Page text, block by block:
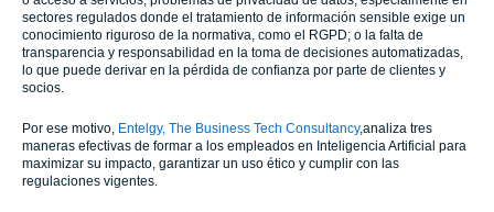
sectores regulados donde el tratamiento de información sensible exige un
conocimiento riguroso de la normativa, como el RGPD; o la falta de
transparencia y responsabilidad en la toma de decisiones automatizadas,
lo que puede derivar en la pérdida de confianza por parte de clientes y
socios.
Por ese motivo, Entelgy, The Business Tech Consultancy,analiza tres
maneras efectivas de formar a los empleados en Inteligencia Artificial para
maximizar su impacto, garantizar un uso ético y cumplir con las
regulaciones vigentes.